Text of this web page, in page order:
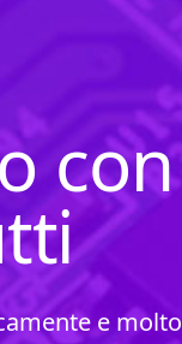
con
e molto